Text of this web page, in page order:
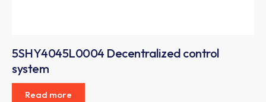
5SHY4045L0004 Decentralized control
system
Read more